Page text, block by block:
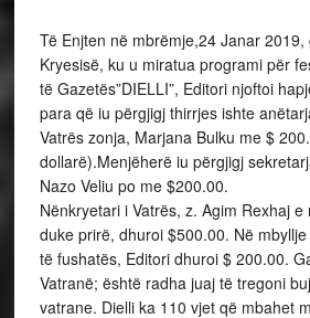
Të Enjten në mbrëmje,24 Janar
Kryesisë, ku u miratua programi për
të Gazetës”DIELLI”, Editori njoftoi
para që iu përgjigj thirrjes ishte
Vatrës zonja, Marjana Bulku me $
dollarë).Menjëherë iu përgjigj
Nazo Veliu po me $200.00.
Nënkryetari i Vatrës, z. Agim Rexhaj
duke prirë, dhuroi $500.00. Në
të fushatës, Editori dhuroi $ 200.00.
Vatranë; është radha juaj të tregoni
vatrane. Dielli ka 110 vjet që mbahet